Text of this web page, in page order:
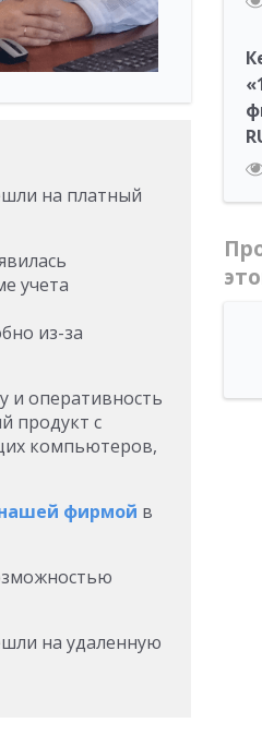
на платный
учета
из-за
и оперативность
продукт с
компьютеров,
фирмой в
на удаленную